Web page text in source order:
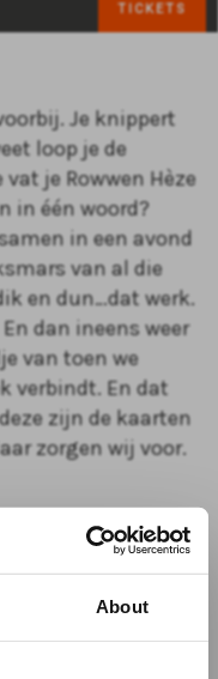
About
TICKETS
Je knippert
loop je de
je Rowwen Hèze
in één woord?
in een avond
van al die
en dun…dat werk.
dan ineens weer
van toen we
verbindt. En dat
zijn de kaarten
zorgen wij voor.
een Limburgs
Kom
om 17.30 uur
bestelproces. De